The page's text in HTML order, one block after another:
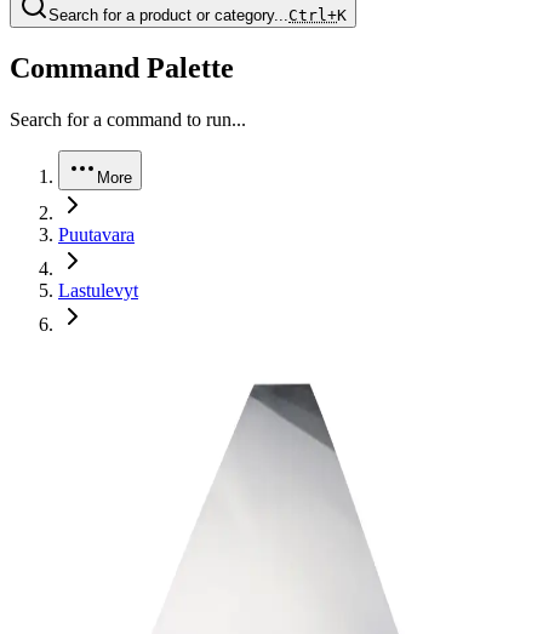
Search for a product or category...Ctrl+K
Command Palette
Search for a command to run...
More
Puutavara
Lastulevyt